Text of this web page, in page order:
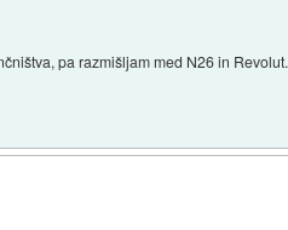
pa razmišljam med N26 in Revolut.